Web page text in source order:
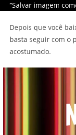
“Salvar imagem
Depois que você
basta seguir com o
acostumado.